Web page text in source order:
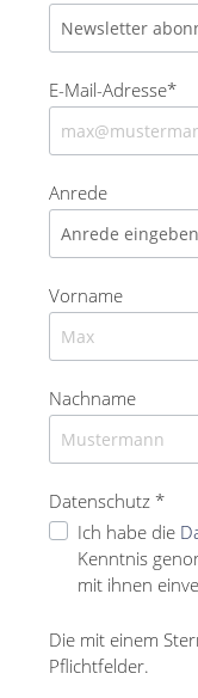
E-Mail-Adresse*
Anrede
Vorname
Nachname
Datenschutz *
Ich habe die
Kenntnis
mit ihnen
Die mit einem
Pflichtfelder.